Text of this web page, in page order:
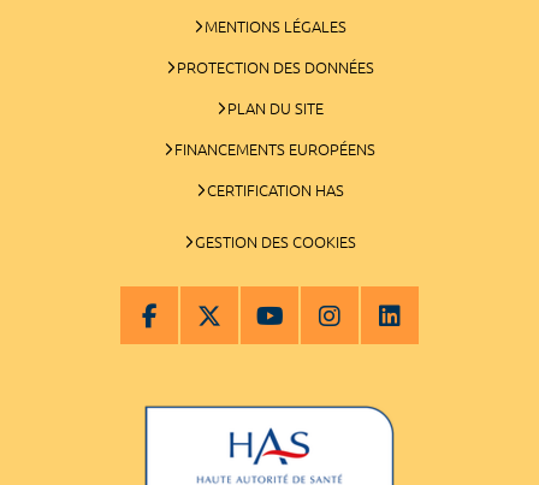
MENTIONS LÉGALES
PROTECTION DES DONNÉES
PLAN DU SITE
FINANCEMENTS EUROPÉENS
CERTIFICATION HAS
GESTION DES COOKIES